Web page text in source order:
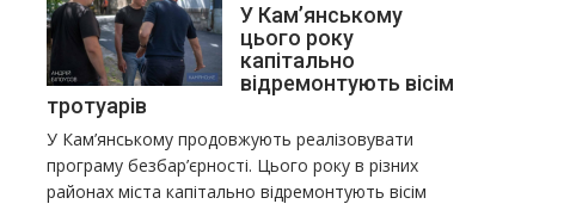
У Кам’янському
цього року
капітально
відремонтують вісім
тротуарів
У Кам’янському продовжують реалізовувати
програму безбар’єрності. Цього року в різних
районах міста капітально відремонтують вісім